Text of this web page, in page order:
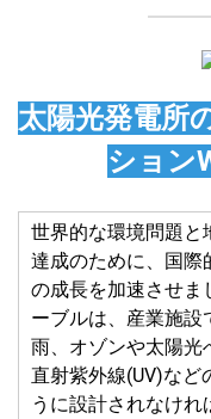
太陽光発電所
ション
世界的な環境問題と
達成のために、国際
の成長を加速させま
ーブルは、産業施設
雨、オゾンや太陽光
直射紫外線(UV)など
うに設計されなけれ